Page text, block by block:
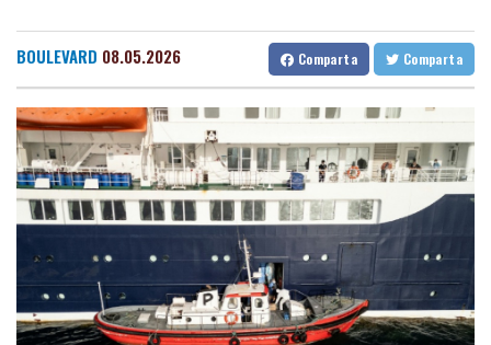
Tegucigalpa
19 °C
Santo Domingo
26 °C
Havana
24 °C Puerto Rico
24 °C
Quito
10 °C Brasilia
22 °C
Manaus
27 °C Rio de Janeiro
26 °C
São Paulo
18 °C
21 °C
Bueno Aires
26 °C
Punta Arena
27 °C
Montevideo
8 °C Panama
26 °C
petrolera de Yemen
España impone controles fronterizos a Italia en medio de crisis
por migrantes
Infantino recibe en Colombia el apoyo del fútbol de Sudamérica
De la Espriella: un millonario pro-Trump en la presidencia de
Colombia
España lanza un ultimátum a Italia para que levante controles
fronterizos
Exabogado de Trump listo para ser confirmado como fiscal
general de EEUU
BOULEVARD 08.05.2026 Comparta Comparta